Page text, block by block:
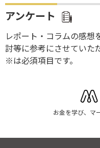
アンケート
レポート・コラムの感想
討等に参考にさせていた
※は必須項目です。
お金を学び、マ